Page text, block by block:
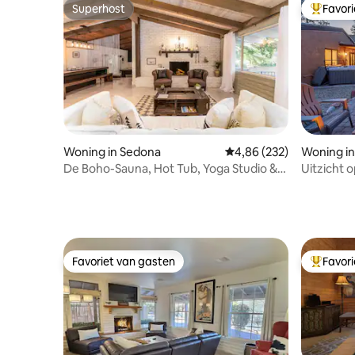
Superhost
Superhost
Woning in Sedona Gemiddelde
4,86 (232)
De Boho-Sauna, Hot Tub, Yoga Studio &
Woning
Uitzicht
jacuzzi,
Favoriet van gasten
Favoriet van gasten